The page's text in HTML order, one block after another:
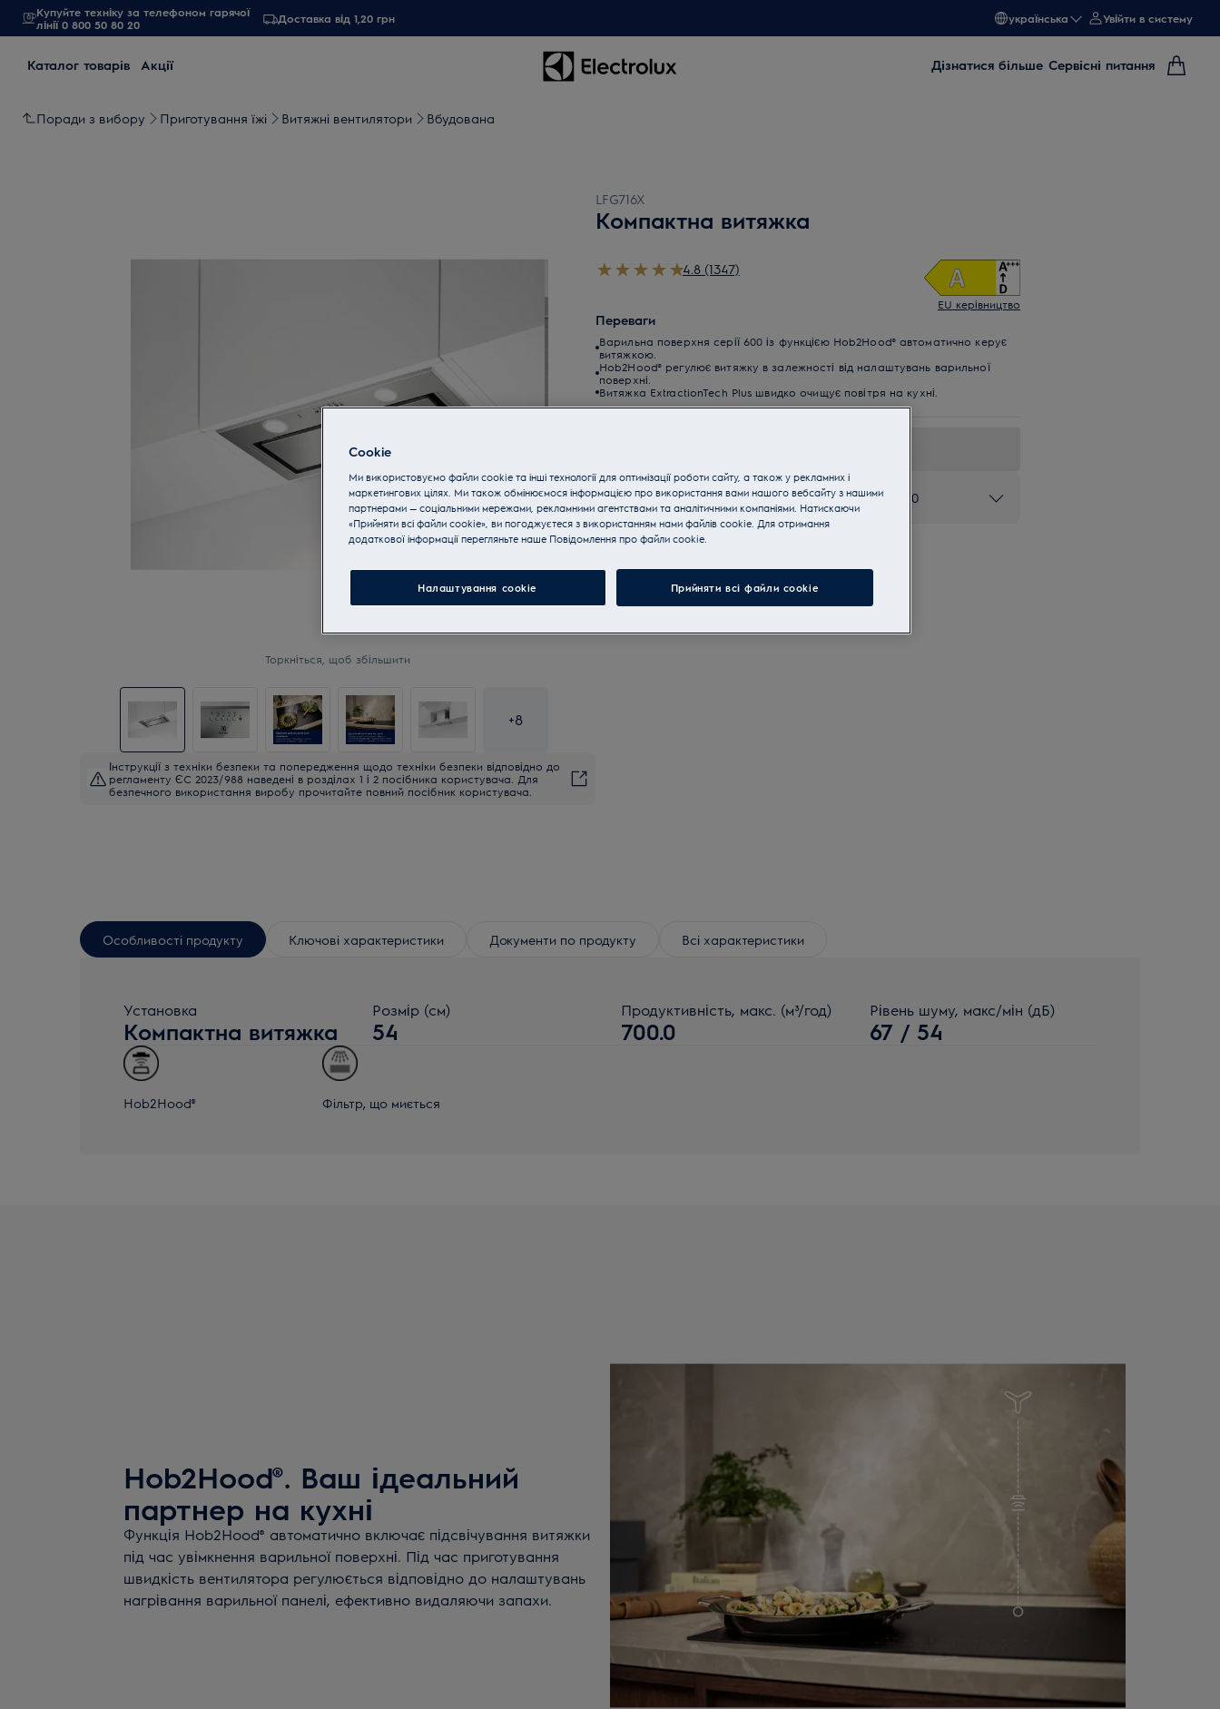
Купуйте техніку за телефоном гарячої
лінії 0 800 50 80 20
Доставка від 1,20 грн українська Увійти в систему
Каталог товарів Акції Дізнатися більше Сервісні питання
Поради з вибору Приготування їжі Витяжні вентилятори Вбудована
Торкніться, щоб збільшити
+8
Інструкції з техніки безпеки та попередження щодо техніки безпеки відповідно до
регламенту ЄС 2023/988 наведені в розділах 1 і 2 посібника користувача. Для
безпечного використання виробу прочитайте повний посібник користувача.
LFG716X
Компактна витяжка
4.8 (1347)
EU керівництво
Переваги
Варильна поверхня серії 600 із функцією Hob2Hood® автоматично керує
витяжкою.
Hob2Hood® регулює витяжку в залежності від налаштувань варильної
поверхні.
Витяжка ExtractionTech Plus швидко очищує повітря на кухні.
Купуйте техніку за телефоном 0 800 50 80 20
Особливості продукту Ключові характеристики Документи по продукту Всі характеристики
Установка
Компактна витяжка
Розмір (см)
54
Продуктивність, макс. (м³/год)
700.0
Рівень шуму, макс/мін (дБ)
67 / 54
Hob2Hood® Фільтр, що миється
Hob2Hood®. Ваш ідеальний
партнер на кухні
Функція Hob2Hood® автоматично включає підсвічування витяжки
під час увімкнення варильної поверхні. Під час приготування
швидкість вентилятора регулюється відповідно до налаштувань
нагрівання варильної панелі, ефективно видаляючи запахи.
Cookie
Ми використовуємо файли cookie та інші технології для оптимізації роботи сайту, а також у рекламних і
маркетингових цілях. Ми також обмінюємося інформацією про використання вами нашого вебсайту з нашими
партнерами — соціальними мережами, рекламними агентствами та аналітичними компаніями. Натискаючи
«Прийняти всі файли cookie», ви погоджуєтеся з використанням нами файлів cookie. Для отримання
додаткової інформації перегляньте наше Пoвідомлення прo файли cookie.
Налаштування cookie Прийняти всі файли сookie